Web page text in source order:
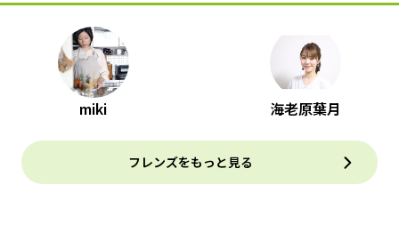
miki 海老原葉月
フレンズをもっと見る